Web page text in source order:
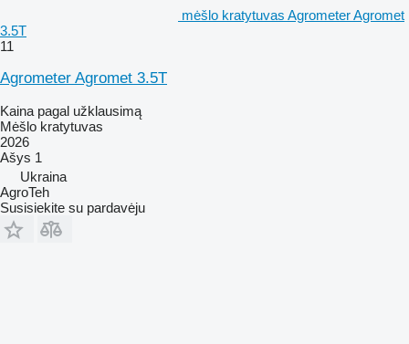
mėšlo kratytuvas Agrometer Agromet
3.5T
11
Agrometer Agromet 3.5T
Kaina pagal užklausimą
Mėšlo kratytuvas
2026
Ašys 1
Ukraina
AgroTeh
Susisiekite su pardavėju